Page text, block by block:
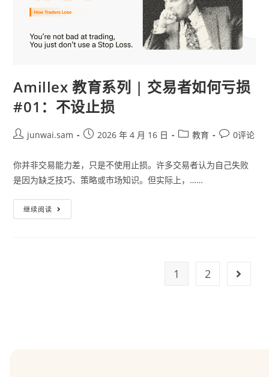
Amillex 教育系列 | 交易者如何亏损
#01：不设止损
junwai.sam 2026 年 4 月 16 日 教育 0评论
你并非交易能力差，只是不使用止损。许多交易者认为自己失败
是因为缺乏技巧、策略或市场知识。但实际上，……
继续阅读
1 2